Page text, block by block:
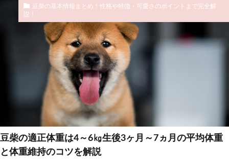
豆柴の基本情報まとめ！性格や特徴・可愛さのポイントまで完全解
説！
豆柴の適正体重は4～6㎏生後3ヶ月～7ヵ月の平均体重
と体重維持のコツを解説